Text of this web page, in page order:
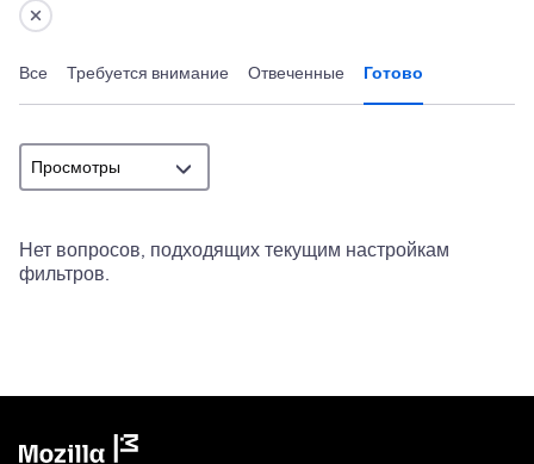
Все Требуется внимание Отвеченные Готово
Нет вопросов, подходящих текущим настройкам
фильтров.